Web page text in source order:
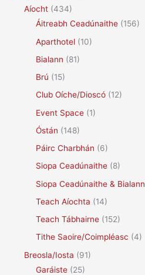
Aíocht (434)
Áitreabh Ceadúnaithe (156)
Aparthotel (10)
Bialann (81)
Brú (15)
Club Oíche/Dioscó (12)
Event Space (1)
Óstán (148)
Páirc Charbhán (6)
Siopa Ceadúnaithe (8)
Siopa Ceadúnaithe & Bialann
Teach Aíochta (14)
Teach Tábhairne (152)
Tithe Saoire/Coimpléasc (4)
Breosla/Iosta (91)
Garáiste (25)